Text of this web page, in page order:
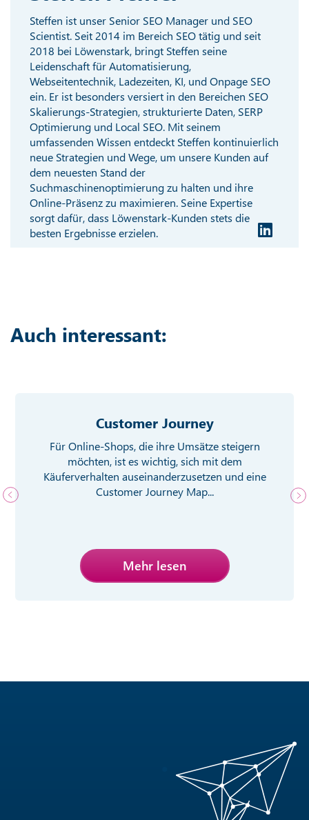
Steffen ist unser Senior SEO Manager und SEO
Scientist. Seit 2014 im Bereich SEO tätig und seit
2018 bei Löwenstark, bringt Steffen seine
Leidenschaft für Automatisierung,
Webseitentechnik, Ladezeiten, KI, und Onpage SEO
ein. Er ist besonders versiert in den Bereichen SEO
Skalierungs-Strategien, strukturierte Daten, SERP
Optimierung und Local SEO. Mit seinem
umfassenden Wissen entdeckt Steffen kontinuierlich
neue Strategien und Wege, um unsere Kunden auf
dem neuesten Stand der
Suchmaschinenoptimierung zu halten und ihre
Online-Präsenz zu maximieren. Seine Expertise
sorgt dafür, dass Löwenstark-Kunden stets die
besten Ergebnisse erzielen.
Auch interessant:
Customer Journey
Für Online-Shops, die ihre Umsätze steigern
möchten, ist es wichtig, sich mit dem
Käuferverhalten auseinanderzusetzen und eine
Customer Journey Map...
Mehr lesen